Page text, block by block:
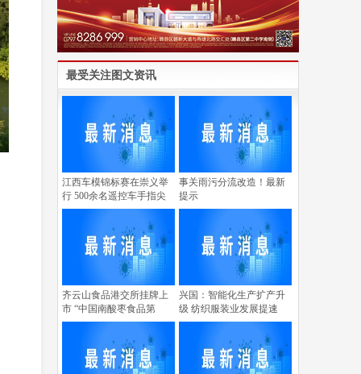
最受关注图文资讯
江西车模锦标赛在崇义举
行 500余名遥控车手指尖
事关雨污分流改造！最新
提示
齐云山食品港交所挂牌上
市 “中国南酸枣食品第
兴国：智能化生产扩产升
级 纺织服装业发展提速